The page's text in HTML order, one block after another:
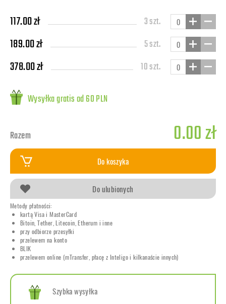
117.00 zł 3 szt.
189.00 zł 5 szt.
378.00 zł 10 szt.
Wysyłka gratis od 60 PLN
Razem 0.00 zł
Do koszyka
Do ulubionych
Metody płatności:
kartą Visa i MasterCard
Bitoin, Tether, Litecoin, Etherum i inne
przy odbiorze przesyłki
przelewem na konto
BLIK
przelewem online (mTransfer, płacę z Inteligo i kilkanaście innych)
Szybka wysyłka